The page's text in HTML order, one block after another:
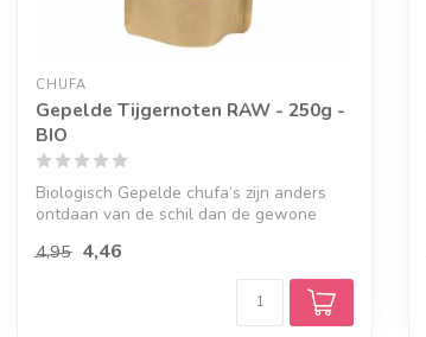
CHUFA
Gepelde Tijgernoten RAW - 250g -
BIO
Biologisch Gepelde chufa’s zijn anders
ontdaan van de schil dan de gewone
4,95 4,46